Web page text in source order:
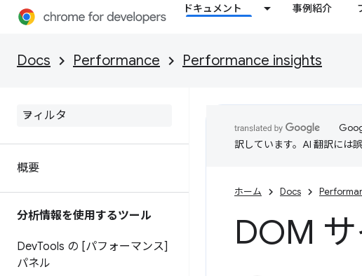
ドキュメント 事例紹介
Docs Performance Performance insights
概要
分析情報を使用するツール
DevTools の [パフォーマンス]
パネル
訳しています。AI 翻訳には
ホーム Docs
DOM